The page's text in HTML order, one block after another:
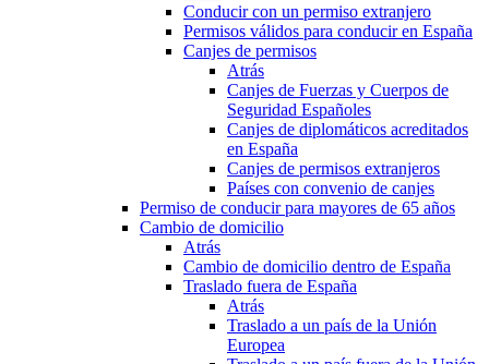
Conducir con un permiso extranjero
Permisos válidos para conducir en España
Canjes de permisos
Atrás
Canjes de Fuerzas y Cuerpos de
Seguridad Españoles
Canjes de diplomáticos acreditados
en España
Canjes de permisos extranjeros
Países con convenio de canjes
Permiso de conducir para mayores de 65 años
Cambio de domicilio
Atrás
Cambio de domicilio dentro de España
Traslado fuera de España
Atrás
Traslado a un país de la Unión
Europea